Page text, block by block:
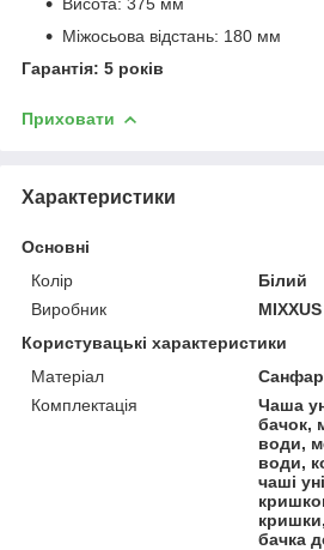
Міжосьова відстань: 180 мм
Гарантія: 5 років
Приховати
Характеристики
Основні
Колір
Білий
Виробник
MIXXUS
Користувацькі характеристики
Матеріал
Комплектація
Чаша
бачок,
води,
води,
чаші
бачка